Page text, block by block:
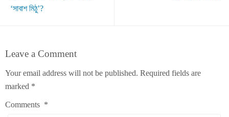
‘সাবাশ মিঠু’?
Leave a Comment
Your email address will not be published. Required fields are
marked *
Comments *